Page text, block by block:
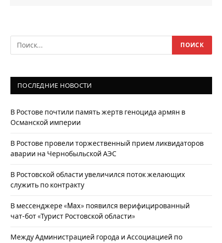
ПОСЛЕДНИЕ НОВОСТИ
В Ростове почтили память жертв геноцида армян в
Османской империи
В Ростове провели торжественный прием ликвидаторов
аварии на Чернобыльской АЭС
В Ростовской области увеличился поток желающих
служить по контракту
В мессенджере «Max» появился верифицированный
чат‑бот «Турист Ростовской области»
Между Администрацией города и Ассоциацией по